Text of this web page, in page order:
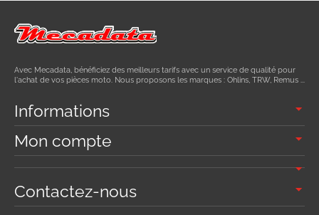
Avec Mecadata, bénéficiez des meilleurs tarifs avec un service de qualité pour
l'achat de vos pièces moto. Nous proposons les marques : Ohlins, TRW, Remus ...
Informations
Mon compte
Contactez-nous